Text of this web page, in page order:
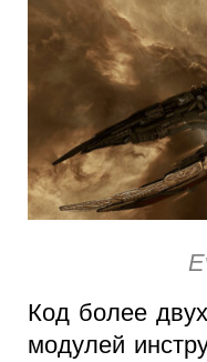
Код более
модулей